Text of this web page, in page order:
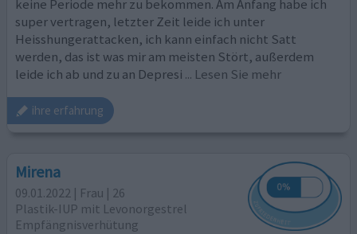
keine Periode mehr zu bekommen. Am Anfang habe ich
super vertragen, letzter Zeit leide ich unter
Heisshungerattacken, ich kann einfach nicht Satt
werden, das ist was mir am meisten Stört, außerdem
leide ich ab und zu an Depresi ... Lesen Sie mehr
ihre erfahrung
Mirena
09.01.2022 | Frau | 26
Plastik-IUP mit Levonorgestrel
Empfängnisverhütung